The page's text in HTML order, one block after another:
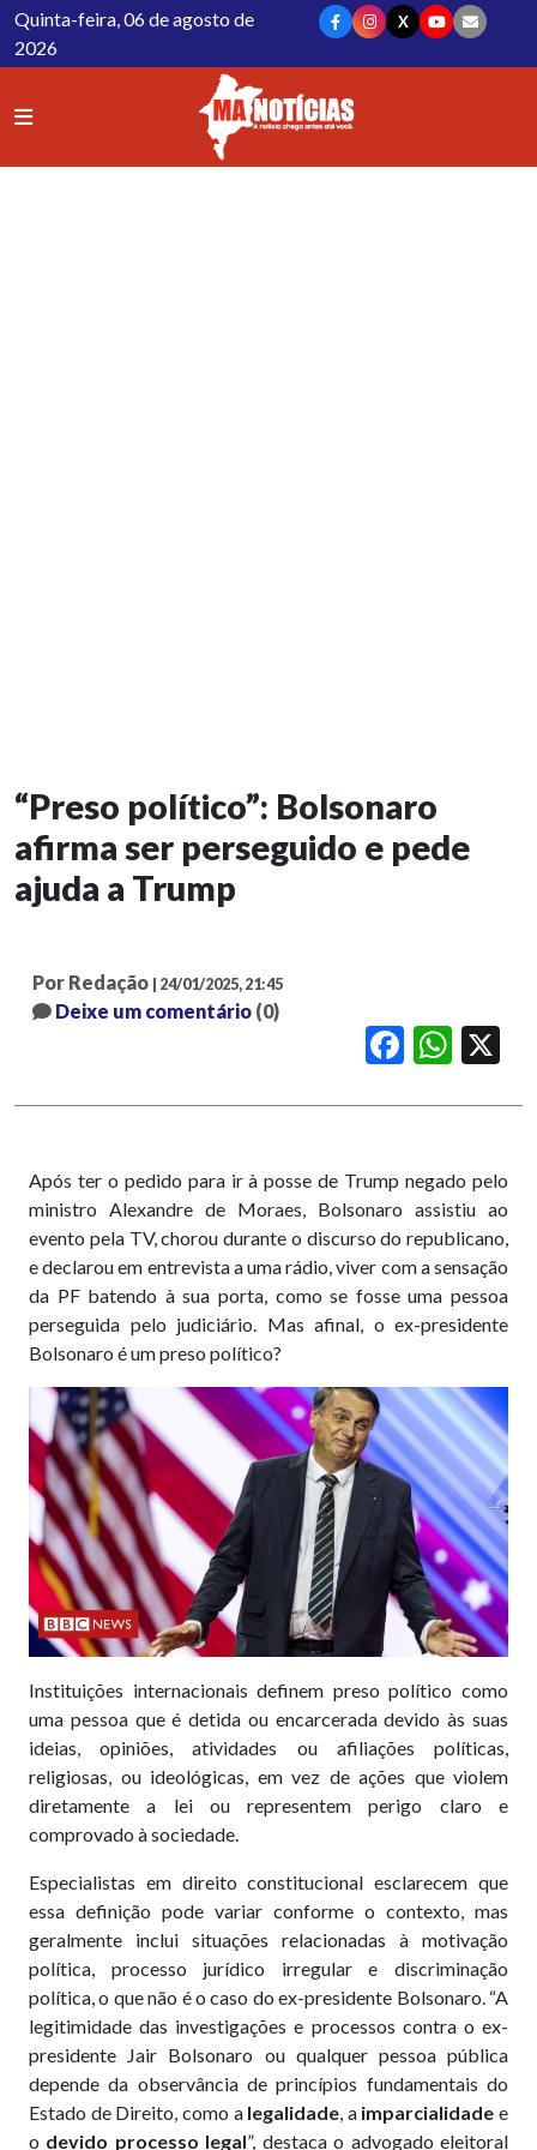
Quinta-feira, 06 de agosto de
2026
X
“Preso político”: Bolsonaro
afirma ser perseguido e pede
ajuda a Trump
Por Redação | 24/01/2025, 21:45
Deixe um comentário (0)
FacebookWhatsApp
Após ter o pedido para ir à posse de Trump negado pelo
ministro Alexandre de Moraes, Bolsonaro assistiu ao
evento pela TV, chorou durante o discurso do republicano,
e declarou em entrevista a uma rádio, viver com a sensação
da PF batendo à sua porta, como se fosse uma pessoa
perseguida pelo judiciário. Mas afinal, o ex-presidente
Bolsonaro é um preso político?
Instituições internacionais definem preso político como
uma pessoa que é detida ou encarcerada devido às suas
ideias, opiniões, atividades ou afiliações políticas,
religiosas, ou ideológicas, em vez de ações que violem
diretamente a lei ou representem perigo claro e
comprovado à sociedade.
Especialistas em direito constitucional esclarecem que
essa definição pode variar conforme o contexto, mas
geralmente inclui situações relacionadas à motivação
política, processo jurídico irregular e discriminação
política, o que não é o caso do ex-presidente Bolsonaro. “A
legitimidade das investigações e processos contra o ex-
presidente Jair Bolsonaro ou qualquer pessoa pública
depende da observância de princípios fundamentais do
Estado de Direito, como a legalidade, a imparcialidade e
o devido processo legal”, destaca o advogado eleitoral